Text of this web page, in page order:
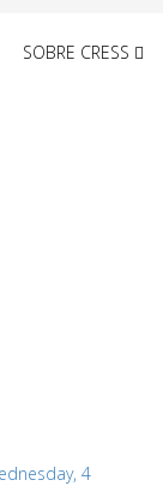
SOBRE CRESS
4